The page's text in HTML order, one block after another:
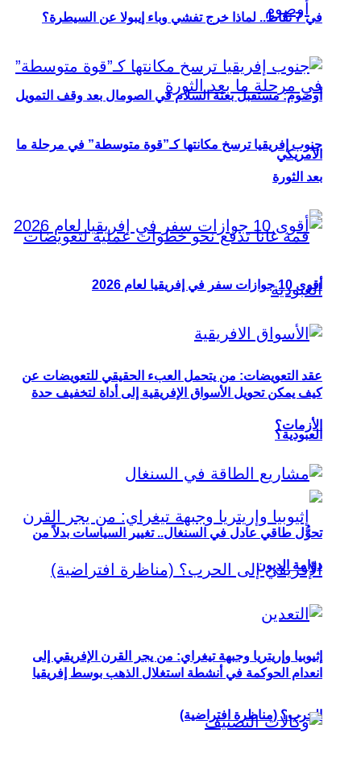
أوصوم: مستقبل بعثة السلام في الصومال بعد وقف التمويل
الأمريكي
عقد التعويضات: من يتحمل العبء الحقيقي للتعويضات عن
العبودية؟
إثيوبيا وإريتريا وجبهة تيغراي: من يجر القرن الإفريقي إلى
الحرب؟ (مناظرة افتراضية)
في 7 نقاط.. لماذا خرج تفشي وباء إيبولا عن السيطرة؟
جنوب إفريقيا ترسخ مكانتها كـ”قوة متوسطة” في مرحلة ما
بعد الثورة
أقوى 10 جوازات سفر في إفريقيا لعام 2026
كيف يمكن تحويل الأسواق الإفريقية إلى أداة لتخفيف حدة
الأزمات؟
تحوُّل طاقي عادل في السنغال.. تغيير السياسات بدلاً من
دوّامة الديون
انعدام الحوكمة في أنشطة استغلال الذهب بوسط إفريقيا